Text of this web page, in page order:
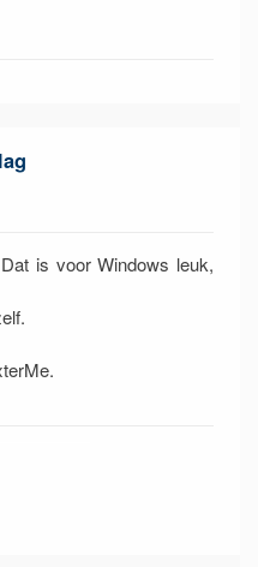
is voor Windows leuk,